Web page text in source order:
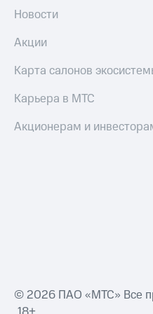
Новости
Акции
Карта салонов
Карьера в МТС
Акционерам и
© 2026 ПАО «МТС» Все